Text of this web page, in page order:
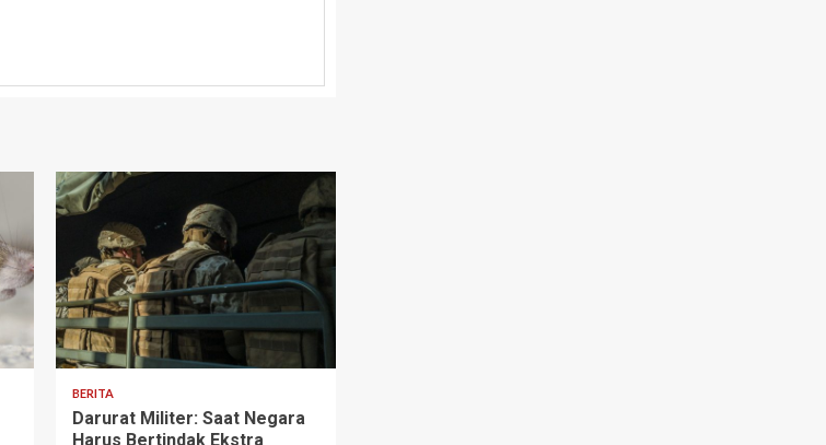
3 min read
BERITA
Darurat Militer: Saat Negara
Harus Bertindak Ekstra